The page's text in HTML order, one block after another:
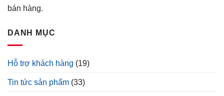
bán hàng.
DANH MỤC
Hỗ trợ khách hàng (19)
Tin tức sản phẩm (33)